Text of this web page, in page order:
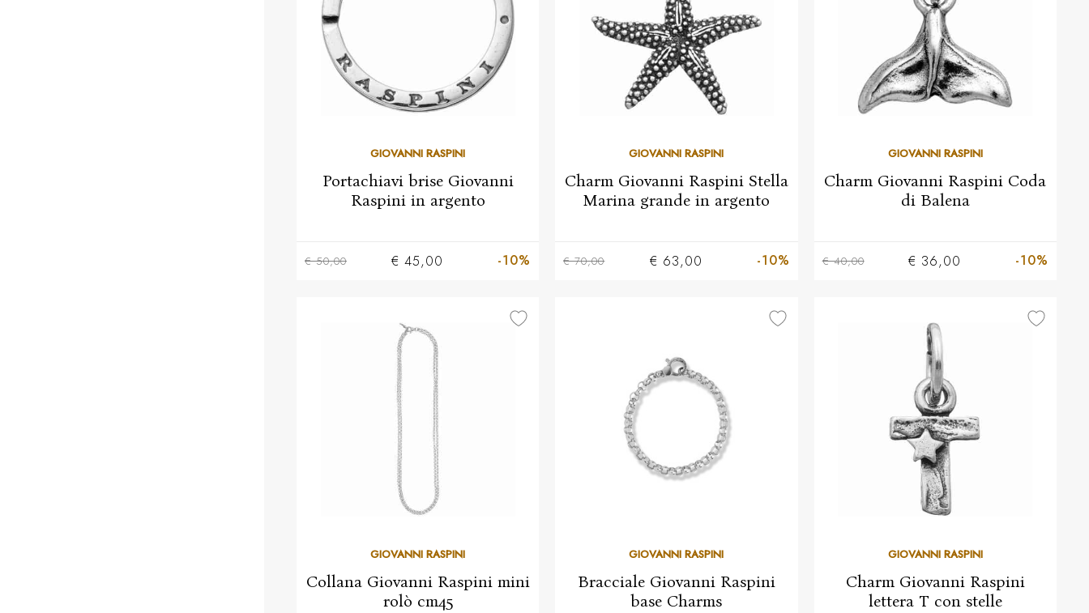
GIOVANNI RASPINI
Portachiavi brise Giovanni
Raspini in argento
€ 50,00 € 45,00 -10%
GIOVANNI RASPINI
Charm Giovanni Raspini Stella
Marina grande in argento
€ 70,00 € 63,00 -10%
GIOVANNI RASPINI
Charm Giovanni Raspini Coda
di Balena
€ 40,00 € 36,00 -10%
GIOVANNI RASPINI
Collana Giovanni Raspini mini
rolò cm45
GIOVANNI RASPINI
Bracciale Giovanni Raspini
base Charms
GIOVANNI RASPINI
Charm Giovanni Raspini
lettera T con stelle